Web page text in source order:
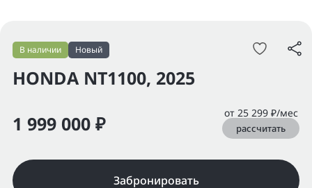
HONDA NT1100, 2025
В наличии Новый
1 999 000 ₽ от 25 299 ₽/мес
рассчитать
Забронировать